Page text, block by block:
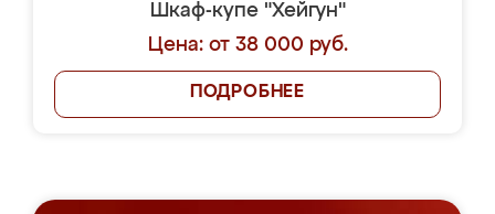
Шкаф-купе "Хейгун"
Цена: от 38 000 руб.
ПОДРОБНЕЕ